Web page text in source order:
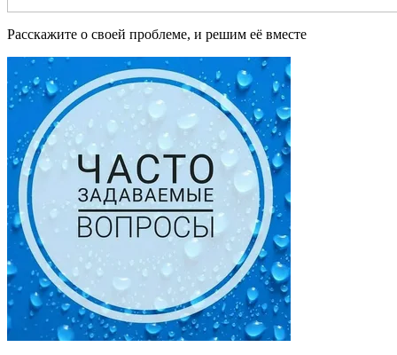
Расскажите о своей проблеме, и решим её вместе